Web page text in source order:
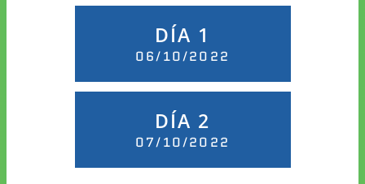
DÍA 1
06/10/2022
DÍA 2
07/10/2022